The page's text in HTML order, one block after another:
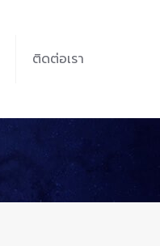
ติดต่อเรา